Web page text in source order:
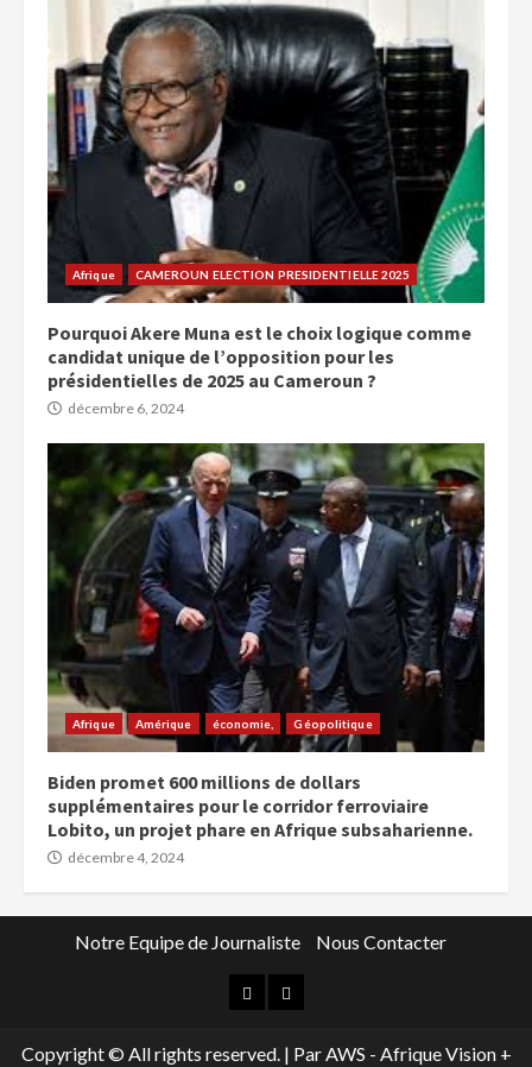
Afrique CAMEROUN ELECTION PRESIDENTIELLE 2025
Pourquoi Akere Muna est le choix logique comme
candidat unique de l’opposition pour les
présidentielles de 2025 au Cameroun ?
décembre 6, 2024
Afrique Amérique économie, Géopolitique
Biden promet 600 millions de dollars
supplémentaires pour le corridor ferroviaire
Lobito, un projet phare en Afrique subsaharienne.
décembre 4, 2024
Notre Equipe de Journaliste Nous Contacter
Copyright © All rights reserved. | Par AWS - Afrique Vision +